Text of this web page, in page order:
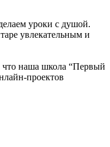
уроки с душой.
увлекательным и
что наша школа “Первый
проектов